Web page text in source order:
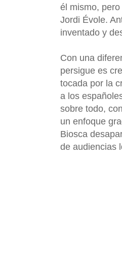
él mismo,
Jordi Évole.
inventado y
Con una
persigue es
tocada por la
a los
sobre todo,
un enfoque
Biosca
de audiencias